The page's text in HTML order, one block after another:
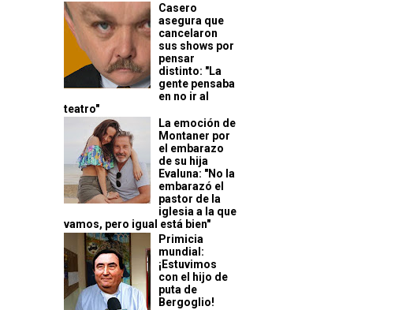
Casero
asegura que
cancelaron
sus shows por
pensar
distinto: "La
gente pensaba
en no ir al
teatro"
La emoción de
Montaner por
el embarazo
de su hija
Evaluna: "No la
embarazó el
pastor de la
iglesia a la que
vamos, pero igual está bien"
Primicia
mundial:
¡Estuvimos
con el hijo de
puta de
Bergoglio!